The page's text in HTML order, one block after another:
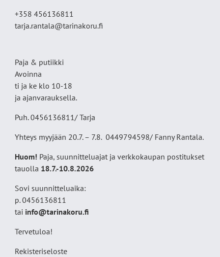
+358 456136811
tarja.rantala@tarinakoru.fi
Paja & putiikki
Avoinna
ti ja ke klo 10-18
ja ajanvarauksella.
Puh. 0456136811/ Tarja
Yhteys myyjään 20.7. – 7.8. 0449794598/ Fanny Rantala.
Huom! Paja, suunnitteluajat ja verkkokaupan postitukset
tauolla 18.7.-10.8.2026
Sovi suunnitteluaika:
p. 0456136811
tai info@tarinakoru.fi
Tervetuloa!
Rekisteriseloste